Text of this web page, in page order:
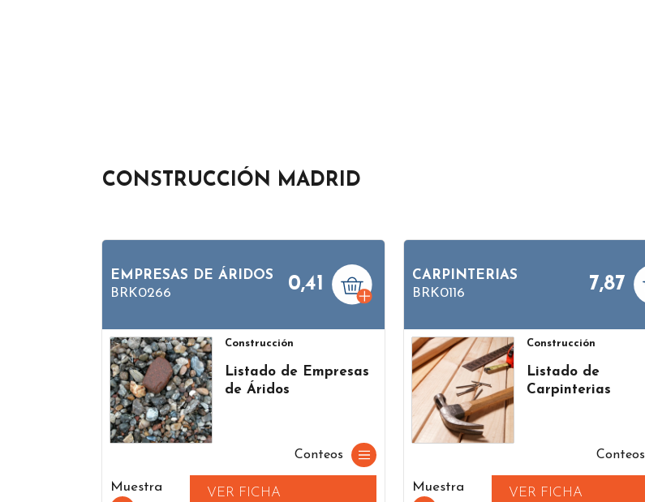
CONSTRUCCIÓN MADRID
EMPRESAS DE ÁRIDOS
BRK0266
0,41
Construcción
Listado de Empresas
de Áridos
Conteos
Muestra
VER FICHA
CARPINTERIAS
BRK0116
7,87
Construcción
Listado de
Carpinterias
Conteos
Muestra
VER FICHA